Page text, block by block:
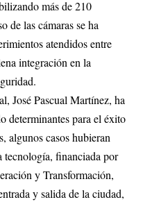
más de 210
de las cámaras se ha
atendidos entre
integración en la
José Pascual Martínez, ha
determinantes para el éxito
algunos casos hubieran
tecnología, financiada por
y Transformación,
y salida de la ciudad,